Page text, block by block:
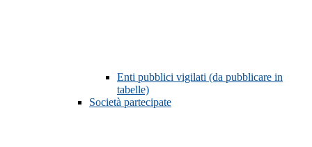
Enti pubblici vigilati (da pubblicare in
tabelle)
Società partecipate